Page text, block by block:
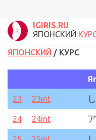
IGIRIS.RU
ЯПОНСКИЙ
ЯПОНСКИЙ / КУРС
23 23int
24 24int